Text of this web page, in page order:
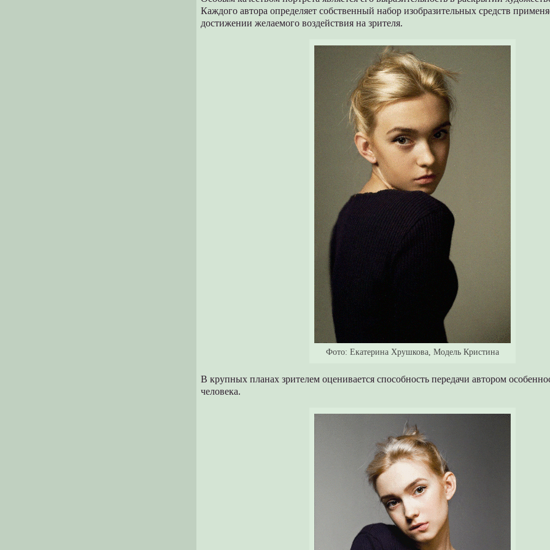
Каждого автора определяет собственный набор изобразительных средств
достижении желаемого воздействия на зрителя.
Фото: Екатерина Хрушкова, Модель Кристина
В крупных планах зрителем оценивается способность передачи автором
человека.